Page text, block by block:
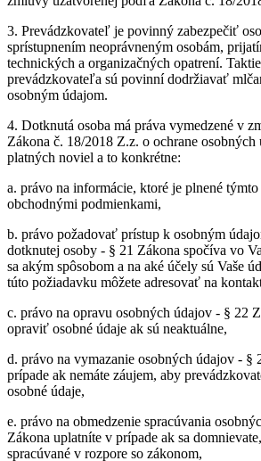
3. Prevádzkovateľ je povinný zabezpečiť
sprístupnením neoprávneným osobám,
technických a organizačných opatrení.
prevádzkovateľa sú povinní dodržiavať
osobným údajom.
4. Dotknutá osoba má práva vymedzené v
Zákona č. 18/2018 Z.z. o ochrane
platných noviel a to konkrétne:
a. právo na informácie, ktoré je plnené týmto
obchodnými podmienkami,
b. právo požadovať prístup k osobným
dotknutej osoby - § 21 Zákona spočíva vo
sa akým spôsobom a na aké účely sú Vaše
túto požiadavku môžete adresovať na
c. právo na opravu osobných údajov - § 22
opraviť osobné údaje ak sú neaktuálne,
d. právo na vymazanie osobných údajov - §
prípade ak nemáte záujem, aby
osobné údaje,
e. právo na obmedzenie spracúvania
Zákona uplatníte v prípade ak sa
spracúvané v rozpore so zákonom,